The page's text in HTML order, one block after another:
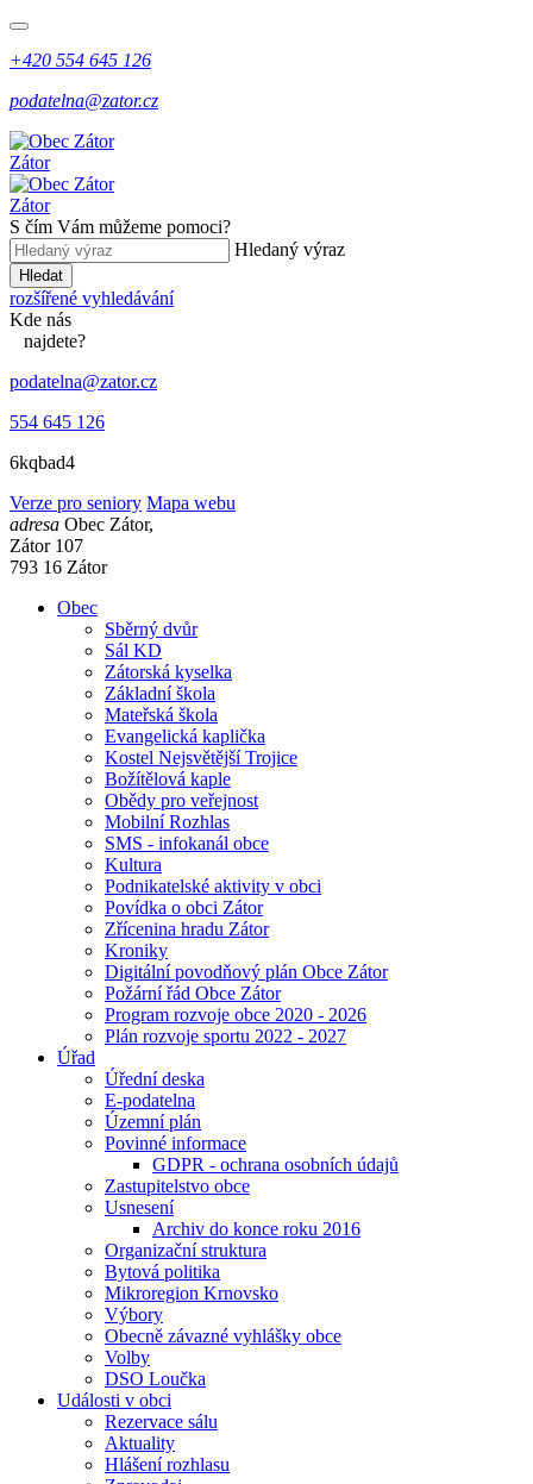
+420 554 645 126
podatelna@zator.cz
Zátor
Zátor
S čím Vám můžeme pomoci?
Hledaný výraz
Hledat
rozšířené vyhledávání
Kde nás
najdete?
podatelna@zator.cz
554 645 126
6kqbad4
Verze pro seniory Mapa webu
adresa Obec Zátor,
Zátor 107
793 16 Zátor
Obec
Sběrný dvůr
Sál KD
Zátorská kyselka
Základní škola
Mateřská škola
Evangelická kaplička
Kostel Nejsvětější Trojice
Božítělová kaple
Obědy pro veřejnost
Mobilní Rozhlas
SMS - infokanál obce
Kultura
Podnikatelské aktivity v obci
Povídka o obci Zátor
Zřícenina hradu Zátor
Kroniky
Digitální povodňový plán Obce Zátor
Požární řád Obce Zátor
Program rozvoje obce 2020 - 2026
Plán rozvoje sportu 2022 - 2027
Úřad
Úřední deska
E-podatelna
Územní plán
Povinné informace
GDPR - ochrana osobních údajů
Zastupitelstvo obce
Usnesení
Archiv do konce roku 2016
Organizační struktura
Bytová politika
Mikroregion Krnovsko
Výbory
Obecně závazné vyhlášky obce
Volby
DSO Loučka
Události v obci
Rezervace sálu
Aktuality
Hlášení rozhlasu